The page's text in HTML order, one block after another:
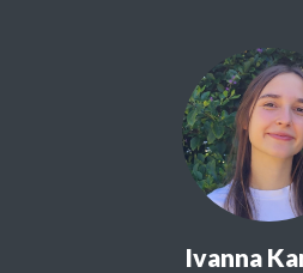
Ivanna